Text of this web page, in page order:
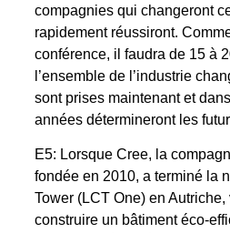
compagnies qui changeront
rapidement réussiront.
conférence, il faudra de 15 à
l’ensemble de l’industrie
sont prises maintenant et
années détermineront les
E5: Lorsque Cree, la
fondée en 2010, a terminé la
Tower (LCT One) en
construire un bâtiment éco-